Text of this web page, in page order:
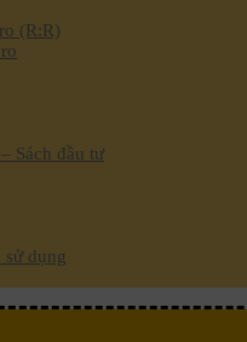
(R:R)
Sách đầu tư
dụng